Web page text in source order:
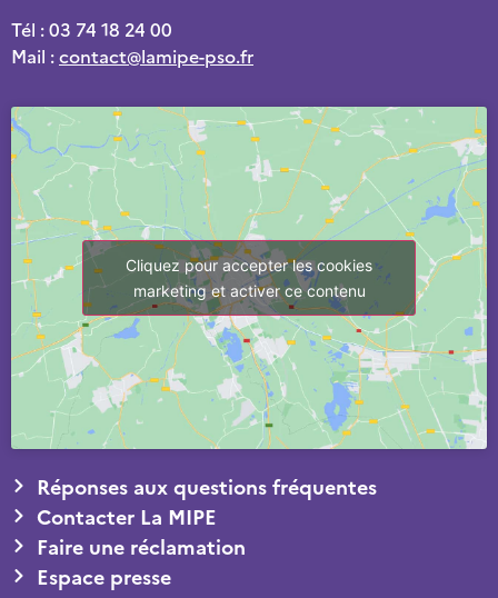
Tél : 03 74 18 24 00
Mail :contact@lamipe-pso.fr
Cliquez pour accepter les cookies
marketing et activer ce contenu
Réponses aux questions fréquentes
Contacter La MIPE
Faire une réclamation
Espace presse